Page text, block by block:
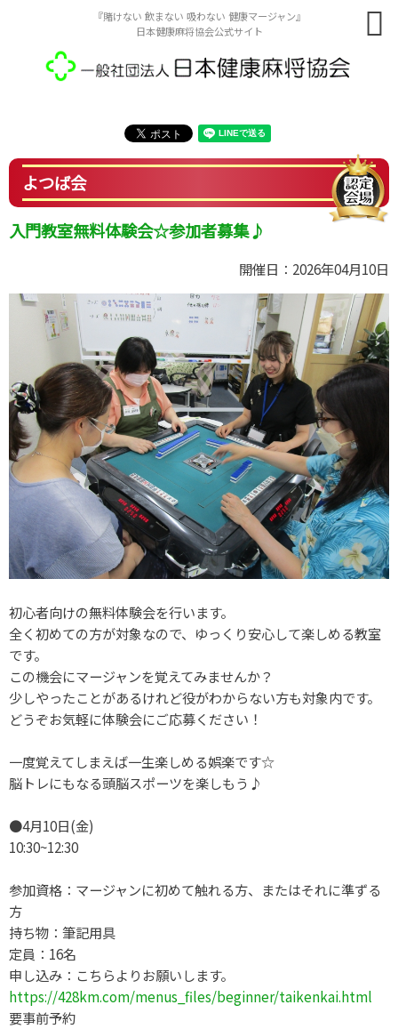
『賭けない 飲まない 吸わない 健康マージャン』
日本健康麻将協会公式サイト
よつば会
入門教室無料体験会☆参加者募集♪
開催日：2026年04月10日
初心者向けの無料体験会を行います。
全く初めての方が対象なので、ゆっくり安心して楽しめる教室
です。
この機会にマージャンを覚えてみませんか？
少しやったことがあるけれど役がわからない方も対象内です。
どうぞお気軽に体験会にご応募ください！
一度覚えてしまえば一生楽しめる娯楽です☆
脳トレにもなる頭脳スポーツを楽しもう♪
●4月10日(金)
10:30~12:30
参加資格：マージャンに初めて触れる方、またはそれに準ずる
方
持ち物：筆記用具
定員：16名
申し込み：こちらよりお願いします。
https://428km.com/menus_files/beginner/taikenkai.html
要事前予約